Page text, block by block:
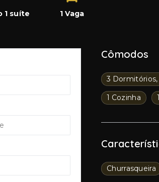
1 suíte 1 Vaga
Cômodos
3 Dormitórios,
1 Cozinha
Churrasqueira